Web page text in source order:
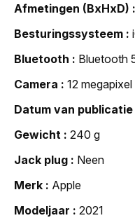
Afmetingen (BxHxD)
Besturingssysteem
Bluetooth
Bluetooth
Camera
12 megapixel
Datum van publicatie
Gewicht
240 g
Jack plug
Neen
Merk
Apple
Modeljaar
2021